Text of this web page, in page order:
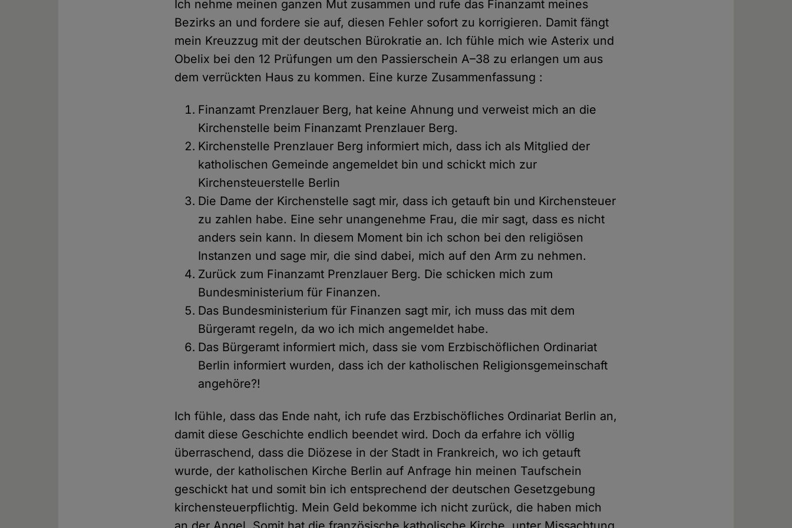
Ich nehme meinen ganzen Mut zusammen und rufe das Finanzamt meines
Bezirks an und fordere sie auf, diesen Fehler sofort zu korrigieren. Damit fängt
mein Kreuzzug mit der deutschen Bürokratie an. Ich fühle mich wie Asterix und
Obelix bei den 12 Prüfungen um den Passierschein A–38 zu erlangen um aus
dem verrückten Haus zu kommen. Eine kurze Zusammenfassung :
Finanzamt Prenzlauer Berg, hat keine Ahnung und verweist mich an die
Kirchenstelle beim Finanzamt Prenzlauer Berg.
Kirchenstelle Prenzlauer Berg informiert mich, dass ich als Mitglied der
katholischen Gemeinde angemeldet bin und schickt mich zur
Kirchensteuerstelle Berlin
Die Dame der Kirchenstelle sagt mir, dass ich getauft bin und Kirchensteuer
zu zahlen habe. Eine sehr unangenehme Frau, die mir sagt, dass es nicht
anders sein kann. In diesem Moment bin ich schon bei den religiösen
Instanzen und sage mir, die sind dabei, mich auf den Arm zu nehmen.
Zurück zum Finanzamt Prenzlauer Berg. Die schicken mich zum
Bundesministerium für Finanzen.
Das Bundesministerium für Finanzen sagt mir, ich muss das mit dem
Bürgeramt regeln, da wo ich mich angemeldet habe.
Das Bürgeramt informiert mich, dass sie vom Erzbischöflichen Ordinariat
Berlin informiert wurden, dass ich der katholischen Religionsgemeinschaft
angehöre?!
Ich fühle, dass das Ende naht, ich rufe das Erzbischöfliches Ordinariat Berlin an,
damit diese Geschichte endlich beendet wird. Doch da erfahre ich völlig
überraschend, dass die Diözese in der Stadt in Frankreich, wo ich getauft
wurde, der katholischen Kirche Berlin auf Anfrage hin meinen Taufschein
geschickt hat und somit bin ich entsprechend der deutschen Gesetzgebung
kirchensteuerpflichtig. Mein Geld bekomme ich nicht zurück, die haben mich